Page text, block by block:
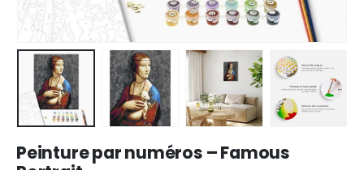
Peinture par numéros – Famous